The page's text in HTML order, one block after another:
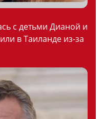
с детьми Дианой и
в Таиланде из-за